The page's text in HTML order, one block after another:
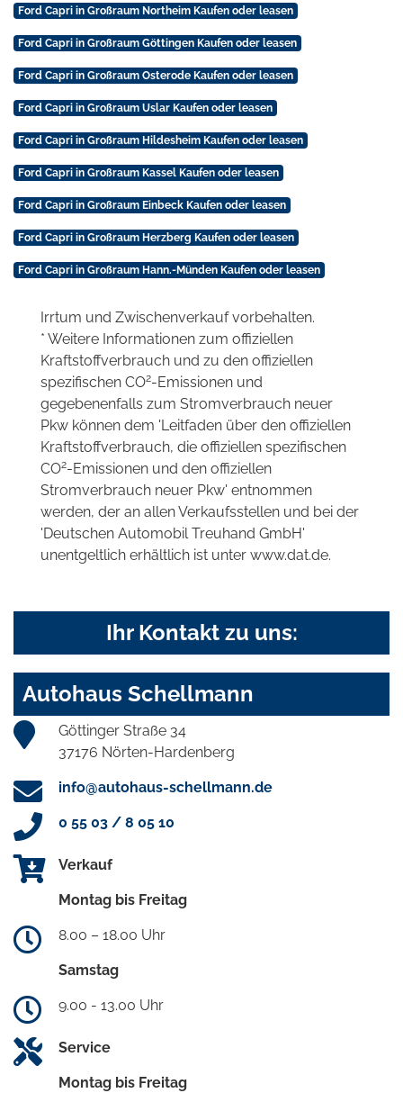
Ford Capri in Großraum Northeim Kaufen oder leasen
Ford Capri in Großraum Göttingen Kaufen oder leasen
Ford Capri in Großraum Osterode Kaufen oder leasen
Ford Capri in Großraum Uslar Kaufen oder leasen
Ford Capri in Großraum Hildesheim Kaufen oder leasen
Ford Capri in Großraum Kassel Kaufen oder leasen
Ford Capri in Großraum Einbeck Kaufen oder leasen
Ford Capri in Großraum Herzberg Kaufen oder leasen
Ford Capri in Großraum Hann.-Münden Kaufen oder leasen
Irrtum und Zwischenverkauf vorbehalten.
* Weitere Informationen zum offiziellen
Kraftstoffverbrauch und zu den offiziellen
spezifischen CO2-Emissionen und
gegebenenfalls zum Stromverbrauch neuer
Pkw können dem 'Leitfaden über den offiziellen
Kraftstoffverbrauch, die offiziellen spezifischen
CO2-Emissionen und den offiziellen
Stromverbrauch neuer Pkw' entnommen
werden, der an allen Verkaufsstellen und bei der
'Deutschen Automobil Treuhand GmbH'
unentgeltlich erhältlich ist unter www.dat.de.
Ihr Kontakt zu uns:
Autohaus Schellmann
Göttinger Straße 34
37176 Nörten-Hardenberg
info@autohaus-schellmann.de
0 55 03 / 8 05 10
Verkauf
Montag bis Freitag
8.00 – 18.00 Uhr
Samstag
9.00 - 13.00 Uhr
Service
Montag bis Freitag